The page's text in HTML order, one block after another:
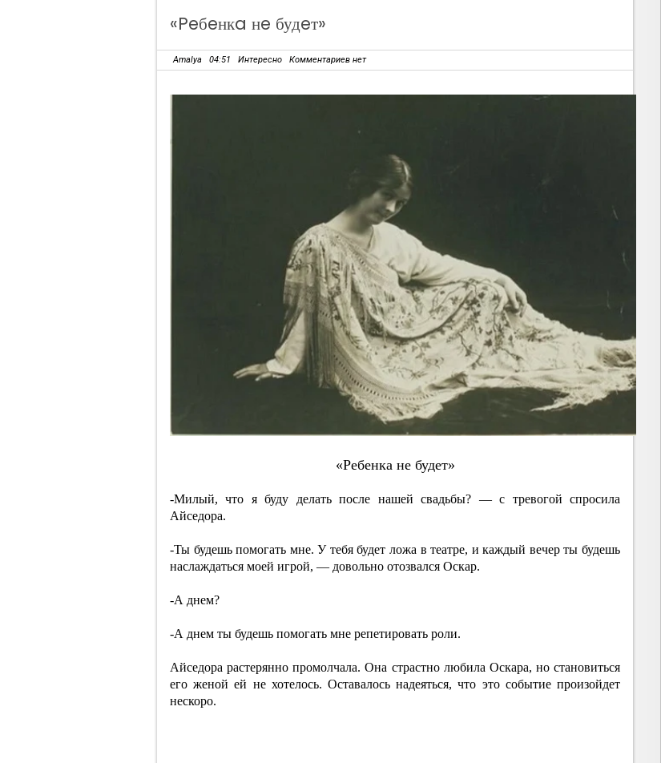
«Peбeнкa нe будeт»
Amalya 04:51 Интересно Комментариев нет
«Peбeнкa нe будeт»
-Милый, что я буду делать после нашей свадьбы? — с тревогой спросила
Айседора.
-Ты будешь помогать мне. У тебя будет ложа в театре, и каждый вечер ты будешь
наслаждаться моей игрой, — довольно отозвался Оскар.
-А днем?
-А днем ты будешь помогать мне репетировать роли.
Айседора растерянно промолчала. Она страстно любила Оскара, но становиться
его женой ей не хотелось. Оставалось надеяться, что это событие произойдет
нескоро.